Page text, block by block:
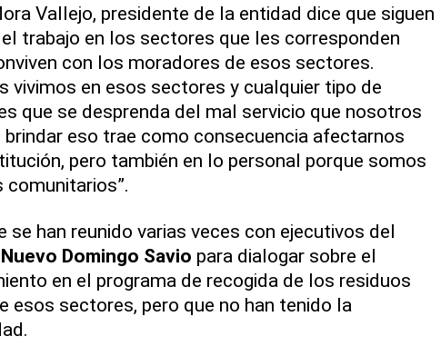
Vallejo, presidente de la entidad dice que siguen
trabajo en los sectores que les corresponden
con los moradores de esos sectores.
vivimos en esos sectores y cualquier tipo de
que se desprenda del mal servicio que nosotros
eso trae como consecuencia afectarnos
pero también en lo personal porque somos
comunitarios”.
se han reunido varias veces con ejecutivos del
Nuevo Domingo Savio para dialogar sobre el
en el programa de recogida de los residuos
esos sectores, pero que no han tenido la